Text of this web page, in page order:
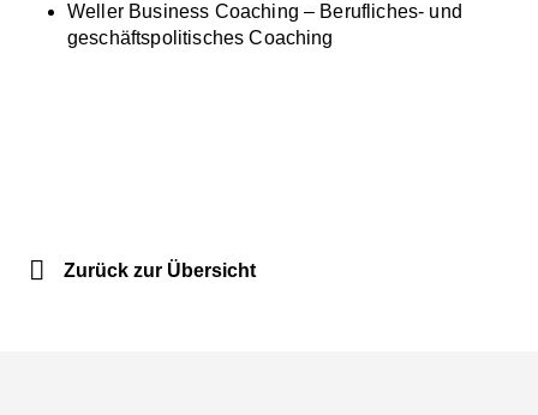
Weller Business Coaching – Berufliches- und
geschäftspolitisches Coaching
Zurück zur Übersicht